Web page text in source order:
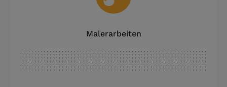
Malerarbeiten